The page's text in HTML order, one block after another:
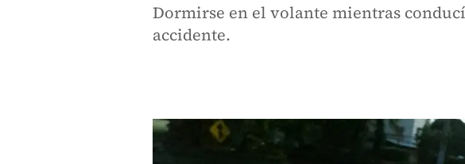
Dormirse en el volante mientras
accidente.